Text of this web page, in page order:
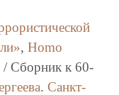
, Homo
Сборник к 60-
. Санкт-